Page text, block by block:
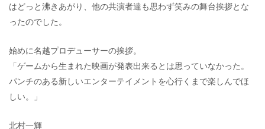
はどっと沸きあがり、他の共演者達も思わず笑みの舞台挨拶とな
ったのでした。
始めに名越プロデューサーの挨拶。
「ゲームから生まれた映画が発表出来るとは思っていなかった。
パンチのある新しいエンターテイメントを心行くまで楽しんでほ
しい。」
北村一輝